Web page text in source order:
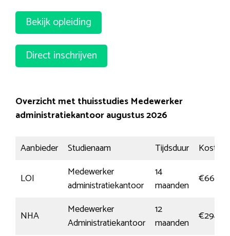
Bekijk opleiding
Direct inschrijven
Overzicht met thuisstudies Medewerker
administratiekantoor augustus 2026
Aanbieder Studienaam Tijdsduur
Kosten
LOI
Medewerker
administratiekantoor
14
maanden
NHA
Medewerker
Administratiekantoor
12
maanden